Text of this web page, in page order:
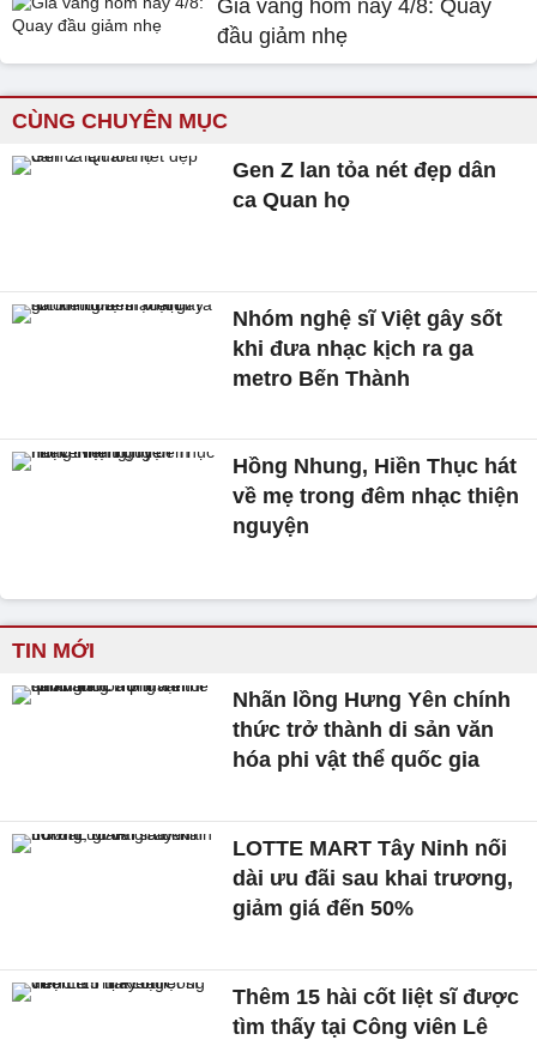
Giá vàng hôm nay 4/8: Quay
đầu giảm nhẹ
CÙNG CHUYÊN MỤC
Gen Z lan tỏa nét đẹp dân
ca Quan họ
Nhóm nghệ sĩ Việt gây sốt
khi đưa nhạc kịch ra ga
metro Bến Thành
Hồng Nhung, Hiền Thục hát
về mẹ trong đêm nhạc thiện
nguyện
TIN MỚI
Nhãn lồng Hưng Yên chính
thức trở thành di sản văn
hóa phi vật thể quốc gia
LOTTE MART Tây Ninh nối
dài ưu đãi sau khai trương,
giảm giá đến 50%
Thêm 15 hài cốt liệt sĩ được
tìm thấy tại Công viên Lê